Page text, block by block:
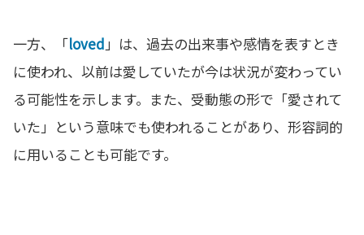
一方、「loved」は、過去の出来事や感情を表すとき
に使われ、以前は愛していたが今は状況が変わってい
る可能性を示します。また、受動態の形で「愛されて
いた」という意味でも使われることがあり、形容詞的
に用いることも可能です。